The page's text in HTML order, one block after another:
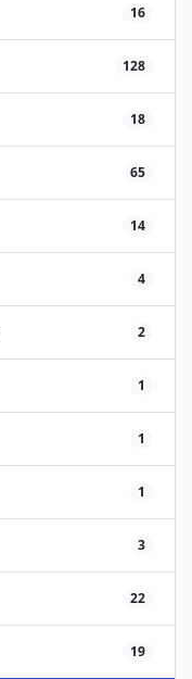
16
128
18
65
14
4
2
1
1
1
3
22
19